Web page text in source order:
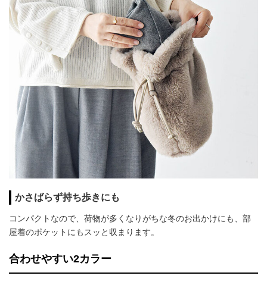
かさばらず持ち歩きにも
コンパクトなので、荷物が多くなりがちな冬のお出かけにも、部
屋着のポケットにもスッと収まります。
合わせやすい2カラー